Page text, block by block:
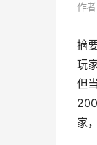
作者
摘
玩
但
家